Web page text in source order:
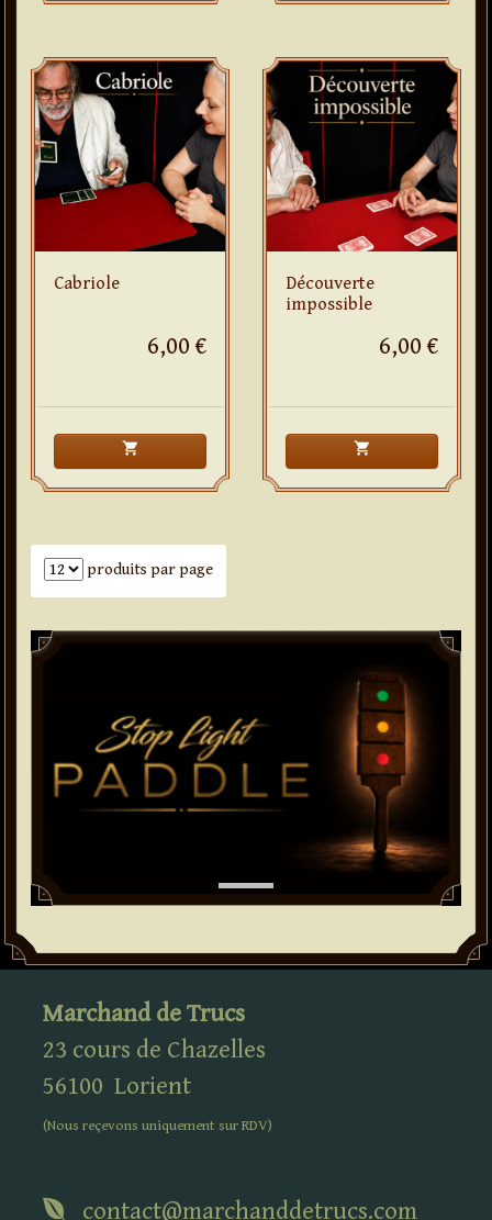
Cabriole
6,00 €
shopping_cart
Découverte
impossible
6,00 €
shopping_cart
Nombre de produits par page
produits par page
Paddle
Marchand de Trucs
23 cours de Chazelles
56100 Lorient
(Nous reçevons uniquement surRDV)
contact@marchanddetrucs.com